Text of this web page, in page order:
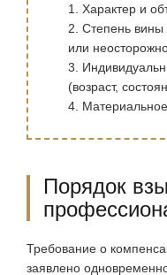
Характер и
Степень вины
или
(возраст,
Порядок
Требование о
заявлено